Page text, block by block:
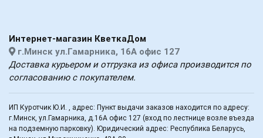
Интернет-магазин КветкаДом
г.Минск ул.Гамарника, 16А офис 127
Доставка курьером и отгрузка из офиса производится по
согласованию с покупателем.
ИП Куротчик Ю.И. , адрес: Пункт выдачи заказов находится по адресу:
г.Минск, ул.Гамарника, д.16А офис 127 (вход по лестнице возле въезда
на подземную парковку). Юридический адрес: Республика Беларусь,